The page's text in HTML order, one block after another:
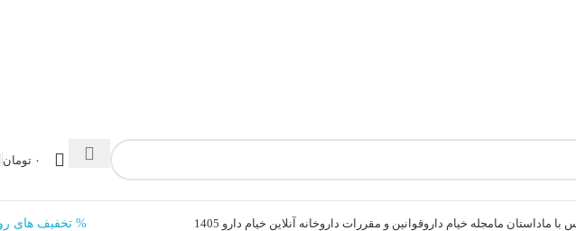
۰ تومان
با ماداستان مامجله خیام داروقوانین و مقررات داروخانه آنلاین خیام دارو 1405 % تخفیف های